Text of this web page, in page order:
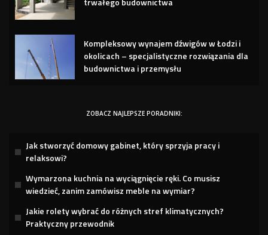
Kompleksowy wynajem dźwigów w Łodzi i
okolicach – specjalistyczne rozwiązania dla
budownictwa i przemysłu
ZOBACZ NAJLEPSZE PORADNIKI:
Jak stworzyć domowy gabinet, który sprzyja pracy i
relaksowi?
Wymarzona kuchnia na wyciągnięcie ręki. Co musisz
wiedzieć, zanim zamówisz meble na wymiar?
Jakie rolety wybrać do różnych stref klimatycznych?
Praktyczny przewodnik